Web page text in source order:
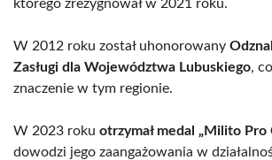
którego zrezygnował w 2021 roku.
W 2012 roku został uhonorowany
Zasługi dla Województwa Lubuskiego,
znaczenie w tym regionie.
W 2023 roku otrzymał medal „Milito Pro
dowodzi jego zaangażowania w